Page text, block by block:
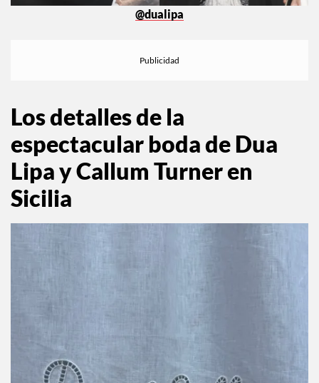
Los detalles de la
espectacular boda de Dua
Lipa y Callum Turner en
Sicilia